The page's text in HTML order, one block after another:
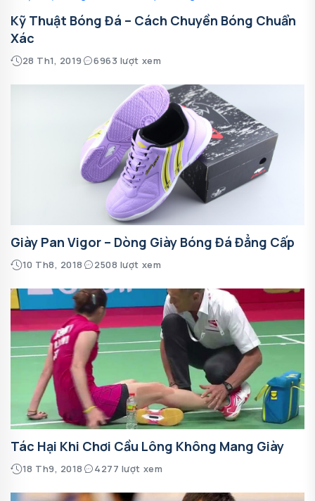
Kỹ Thuật Bóng Đá – Cách Chuyền Bóng Chuẩn
Xác
28 Th1, 2019 6963 lượt xem
Giày Pan Vigor – Dòng Giày Bóng Đá Đẳng Cấp
10 Th8, 2018 2508 lượt xem
Tác Hại Khi Chơi Cầu Lông Không Mang Giày
18 Th9, 2018 4277 lượt xem